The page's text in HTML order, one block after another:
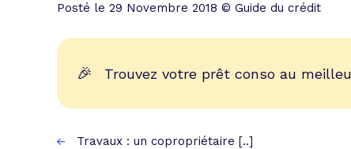
Posté le 29 Novembre 2018 © Guide du crédit
🎉 Trouvez votre prêt conso au
Travaux : un copropriétaire [..]